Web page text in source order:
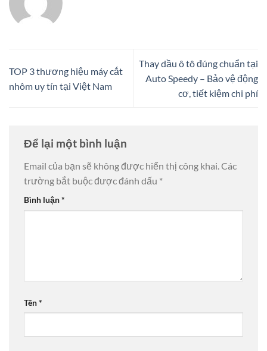
TOP 3 thương hiệu máy cắt
nhôm uy tín tại Việt Nam
Thay dầu ô tô đúng chuẩn tại
Auto Speedy – Bảo vệ động
cơ, tiết kiệm chi phí
Để lại một bình luận
Email của bạn sẽ không được hiển thị công khai.Các
trường bắt buộc được đánh dấu *
Bình luận*
Tên*